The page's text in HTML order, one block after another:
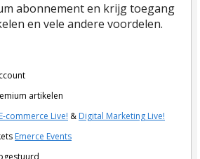
abonnement en krijg toegang
en vele andere voordelen.
artikelen
E-commerce Live! & Digital Marketing Live!
Emerce Events